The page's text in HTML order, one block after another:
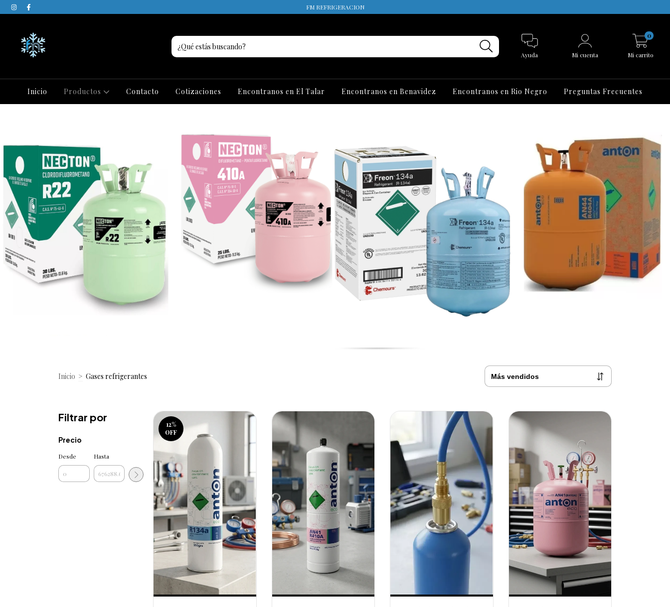
FM REFRIGERACION
Ayuda Mi cuenta Mi carrito
0
Inicio Productos Contacto Cotizaciones Encontranos en El Talar Encontranos en Benavidez Encontranos en Rio Negro Preguntas Frecuentes
Inicio > Gases refrigerantes
Filtrar por
Precio
Desde Hasta
12%
OFF